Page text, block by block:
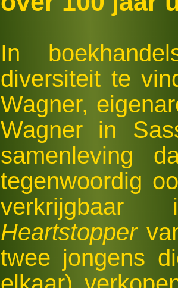
In
diversiteit te
Wagner,
Wagner in
samenleving
tegenwoordig
Heartstopper
twee jongens